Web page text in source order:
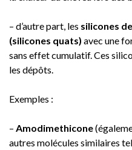
– d’autre part, les silicones
(silicones quats) avec une
sans effet cumulatif. Ces
les dépôts.
Exemples :
– Amodimethicone
autres molécules similaires